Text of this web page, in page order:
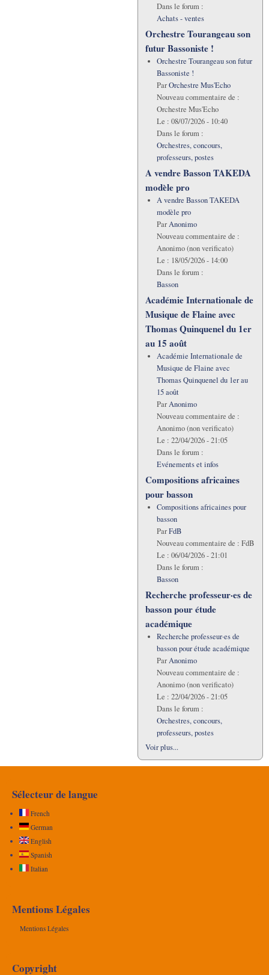
Dans le forum :
Achats - ventes
Orchestre Tourangeau son
futur Bassoniste !
Orchestre Tourangeau son futur
Bassoniste !
ParOrchestre Mus'Echo
Nouveau commentaire de :
Orchestre Mus'Echo
Le : 08/07/2026 - 10:40
Dans le forum :
Orchestres, concours,
professeurs, postes
A vendre Basson TAKEDA
modèle pro
A vendre Basson TAKEDA
modèle pro
ParAnonimo
Nouveau commentaire de :
Anonimo (non verificato)
Le : 18/05/2026 - 14:00
Dans le forum :
Basson
Académie Internationale de
Musique de Flaine avec
Thomas Quinquenel du 1er
au 15 août
Académie Internationale de
Musique de Flaine avec
Thomas Quinquenel du 1er au
15 août
ParAnonimo
Nouveau commentaire de :
Anonimo (non verificato)
Le : 22/04/2026 - 21:05
Dans le forum :
Evénements et infos
Compositions africaines
pour basson
Compositions africaines pour
basson
ParFdB
Nouveau commentaire de : FdB
Le : 06/04/2026 - 21:01
Dans le forum :
Basson
Recherche professeur·es de
basson pour étude
académique
Recherche professeur·es de
basson pour étude académique
ParAnonimo
Nouveau commentaire de :
Anonimo (non verificato)
Le : 22/04/2026 - 21:05
Dans le forum :
Orchestres, concours,
professeurs, postes
Voir plus...
Sélecteur de langue
French
German
English
Spanish
Italian
Mentions Légales
Mentions Légales
Copyright